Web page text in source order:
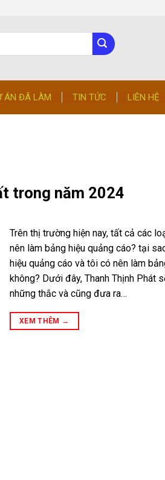
ÁN ĐÃ LÀM TIN TỨC LIÊN HỆ
trong năm 2024
Trên thị trường hiện nay, tất cả các
nên làm bảng hiệu quảng cáo? tại
hiệu quảng cáo và tôi có nên làm
không? Dưới đây, Thanh Thịnh Phát
những thắc và cũng đưa ra…
XEM THÊM →